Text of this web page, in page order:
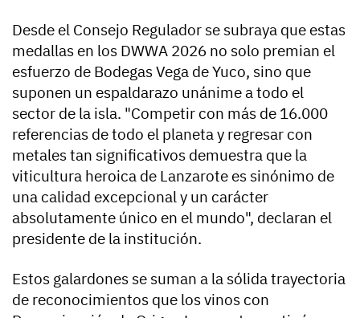
Desde el Consejo Regulador se subraya que estas
medallas en los DWWA 2026 no solo premian el
esfuerzo de Bodegas Vega de Yuco, sino que
suponen un espaldarazo unánime a todo el
sector de la isla. "Competir con más de 16.000
referencias de todo el planeta y regresar con
metales tan significativos demuestra que la
viticultura heroica de Lanzarote es sinónimo de
una calidad excepcional y un carácter
absolutamente único en el mundo", declaran el
presidente de la institución.
Estos galardones se suman a la sólida trayectoria
de reconocimientos que los vinos con